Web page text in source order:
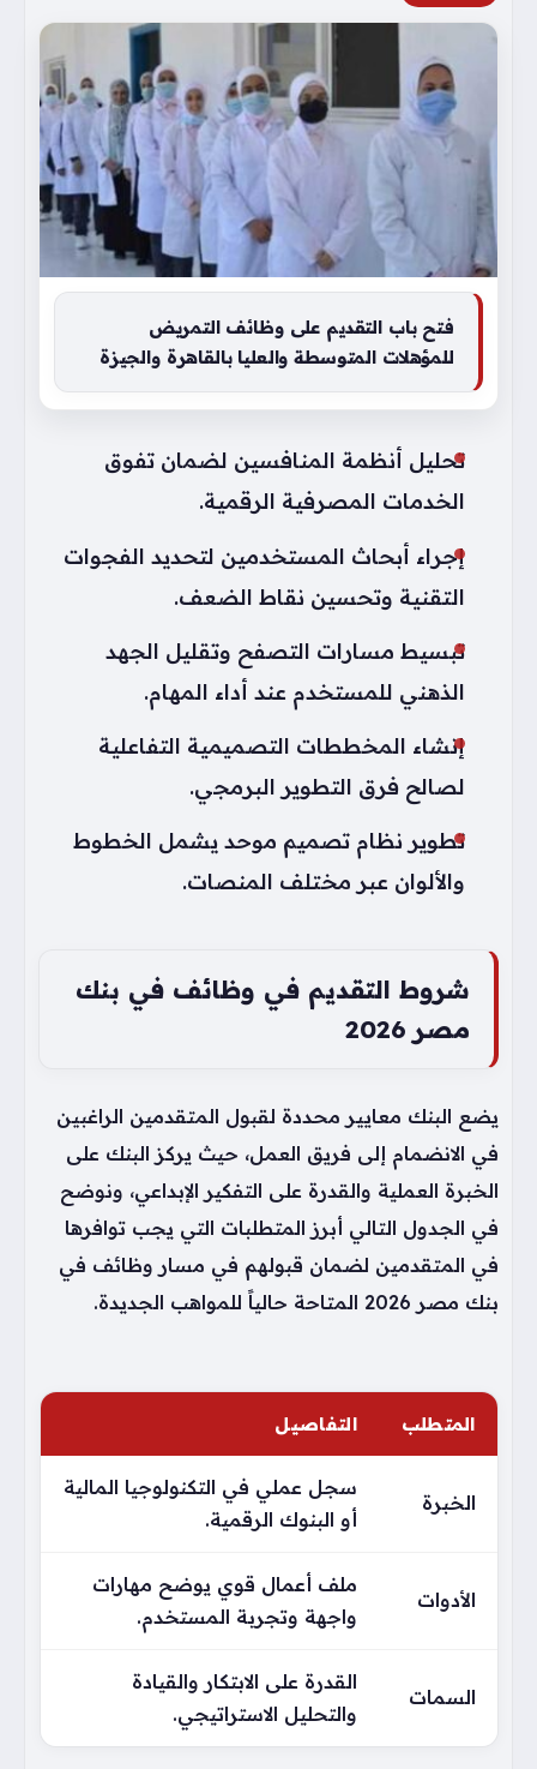
فتح باب التقديم على وظائف التمريض
للمؤهلات المتوسطة والعليا بالقاهرة والجيزة
تحليل أنظمة المنافسين لضمان تفوق
الخدمات المصرفية الرقمية.
إجراء أبحاث المستخدمين لتحديد الفجوات
التقنية وتحسين نقاط الضعف.
تبسيط مسارات التصفح وتقليل الجهد
الذهني للمستخدم عند أداء المهام.
إنشاء المخططات التصميمية التفاعلية
لصالح فرق التطوير البرمجي.
تطوير نظام تصميم موحد يشمل الخطوط
والألوان عبر مختلف المنصات.
شروط التقديم في وظائف في بنك
مصر 2026
يضع البنك معايير محددة لقبول المتقدمين الراغبين
في الانضمام إلى فريق العمل، حيث يركز البنك على
الخبرة العملية والقدرة على التفكير الإبداعي، ونوضح
في الجدول التالي أبرز المتطلبات التي يجب توافرها
في المتقدمين لضمان قبولهم في مسار وظائف في
بنك مصر 2026 المتاحة حالياً للمواهب الجديدة.
المتطلب التفاصيل
الخبرة
سجل عملي في التكنولوجيا المالية
أو البنوك الرقمية.
الأدوات
ملف أعمال قوي يوضح مهارات
واجهة وتجربة المستخدم.
السمات
القدرة على الابتكار والقيادة
والتحليل الاستراتيجي.